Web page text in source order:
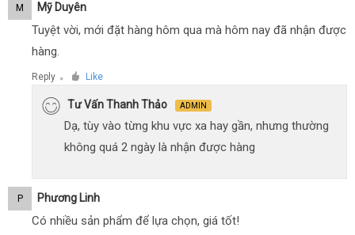
M Mỹ Duyên
Tuyệt vời, mới đặt hàng hôm qua mà hôm nay đã nhận được
hàng.
Reply ● Like
Tư Vấn Thanh Thảo ADMIN
Dạ, tùy vào từng khu vực xa hay gần, nhưng thường
không quá 2 ngày là nhận được hàng
P Phương Linh
Có nhiều sản phẩm để lựa chọn, giá tốt!